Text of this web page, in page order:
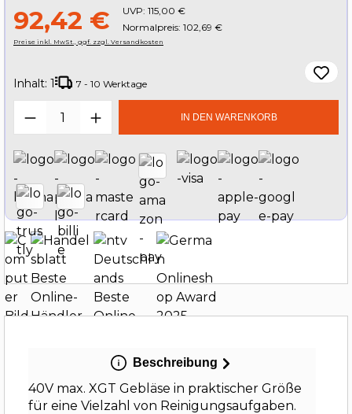
92,42 € UVP: 115,00 €
Normalpreis: 102,69 €
Preise inkl. MwSt., ggf. zzgl. Versandkosten
Inhalt: 1 7 - 10 Werktage
Produkt Anzahl: Gib denIN DEN WARENKORB
Beschreibung
40V max. XGT Gebläse in praktischer Größe
für eine Vielzahl von Reinigungsaufgaben.